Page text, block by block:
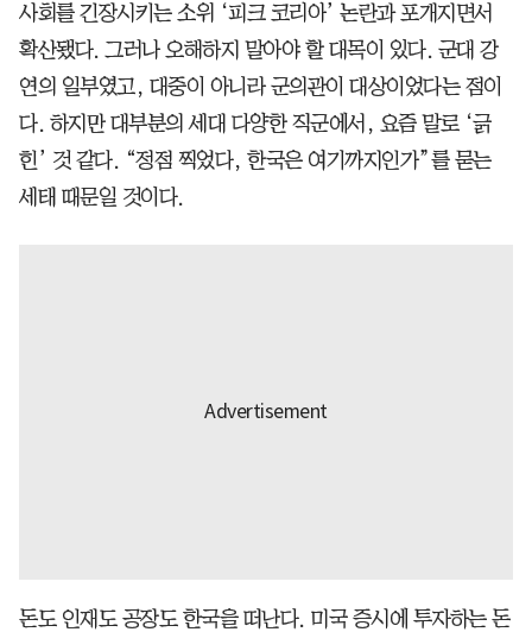
사회를 긴장시키는 소위 ‘피크 코리아’ 논란과 포개지면서
확산됐다. 그러나 오해하지 말아야 할 대목이 있다. 군대 강
연의 일부였고, 대중이 아니라 군의관이 대상이었다는 점이
다. 하지만 대부분의 세대 다양한 직군에서, 요즘 말로 ‘긁
힌’ 것 같다. “정점 찍었다, 한국은 여기까지인가”를 묻는
세태 때문일 것이다.
돈도 인재도 공장도 한국을 떠난다. 미국 증시에 투자하는 돈